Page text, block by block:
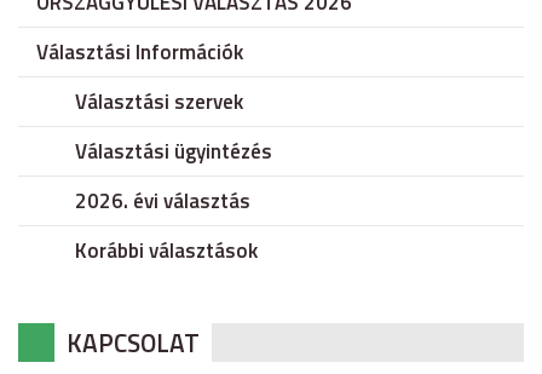
Választási Információk
Választási szervek
Választási ügyintézés
2026. évi választás
Korábbi választások
KAPCSOLAT